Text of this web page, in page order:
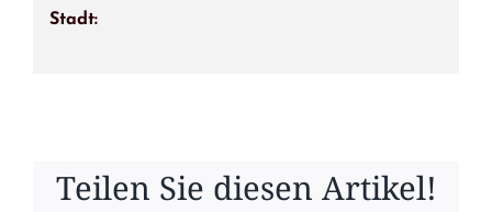
Stadt:
Teilen Sie diesen Artikel!